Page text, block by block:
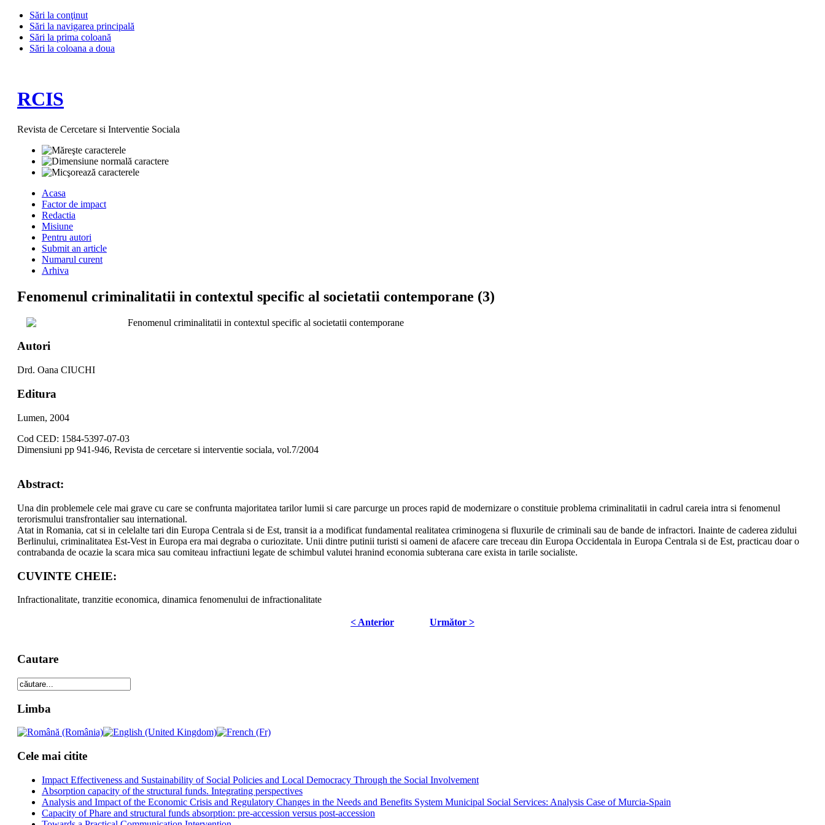
Sări la conţinut
Sări la navigarea principală
Sări la prima coloană
Sări la coloana a doua
RCIS
Revista de Cercetare si Interventie Sociala
Acasa
Factor de impact
Redactia
Misiune
Pentru autori
Submit an article
Numarul curent
Arhiva
Fenomenul criminalitatii in contextul specific al societatii contemporane (3)
Fenomenul criminalitatii in contextul specific al societatii contemporane
Autori
Drd. Oana CIUCHI
Editura
Lumen, 2004
Cod CED: 1584-5397-07-03
Dimensiuni pp 941-946, Revista de cercetare si interventie sociala, vol.7/2004
Abstract:
Una din problemele cele mai grave cu care se confrunta majoritatea tarilor lumii si care parcurge un proces rapid de modernizare o constituie problema criminalitatii in cadrul careia intra si fenomenul
terorismului transfrontalier sau international.
Atat in Romania, cat si in celelalte tari din Europa Centrala si de Est, transit ia a modificat fundamental realitatea criminogena si fluxurile de criminali sau de bande de infractori. Inainte de caderea zidului
Berlinului, criminalitatea Est-Vest in Europa era mai degraba o curiozitate. Unii dintre putinii turisti si oameni de afacere care treceau din Europa Occidentala in Europa Centrala si de Est, practicau doar o
contrabanda de ocazie la scara mica sau comiteau infractiuni legate de schimbul valutei hranind economia subterana care exista in tarile socialiste.
CUVINTE CHEIE:
Infractionalitate, tranzitie economica, dinamica fenomenului de infractionalitate
< Anterior Următor >
Cautare
Limba
Cele mai citite
Impact Effectiveness and Sustainability of Social Policies and Local Democracy Through the Social Involvement
Absorption capacity of the structural funds. Integrating perspectives
Analysis and Impact of the Economic Crisis and Regulatory Changes in the Needs and Benefits System Municipal Social Services: Analysis Case of Murcia-Spain
Capacity of Phare and structural funds absorption: pre-accession versus post-accession